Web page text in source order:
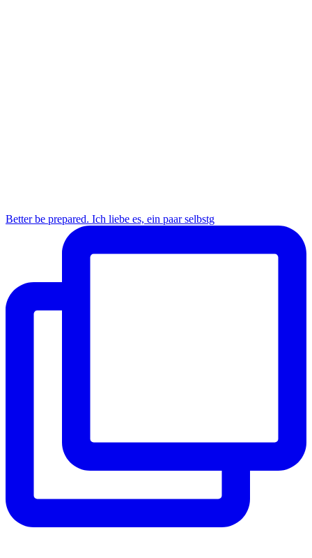
Better be prepared. Ich liebe es, ein paar selbstg